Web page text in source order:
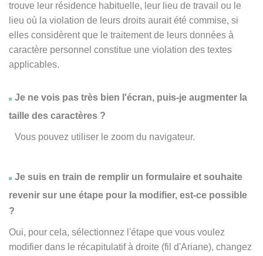
trouve leur résidence habituelle, leur lieu de travail ou le
lieu où la violation de leurs droits aurait été commise, si
elles considèrent que le traitement de leurs données à
caractère personnel constitue une violation des textes
applicables.
Je ne vois pas très bien l'écran, puis-je augmenter la
taille des caractères ?
Vous pouvez utiliser le zoom du navigateur.
Je suis en train de remplir un formulaire et souhaite
revenir sur une étape pour la modifier, est-ce possible
?
Oui, pour cela, sélectionnez l'étape que vous voulez
modifier dans le récapitulatif à droite (fil d'Ariane), changez